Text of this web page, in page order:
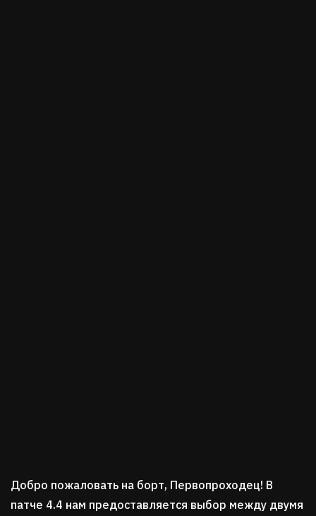
Добро пожаловать на борт, Первопроходец! В
патче 4.4 нам предоставляется выбор между двумя